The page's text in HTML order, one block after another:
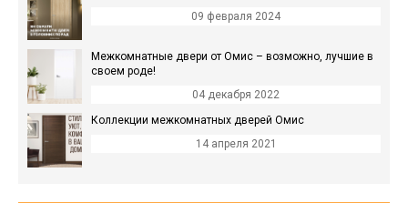
09 февраля 2024
Межкомнатные двери от Омис – возможно, лучшие в
своем роде!
04 декабря 2022
Коллекции межкомнатных дверей Омис
14 апреля 2021